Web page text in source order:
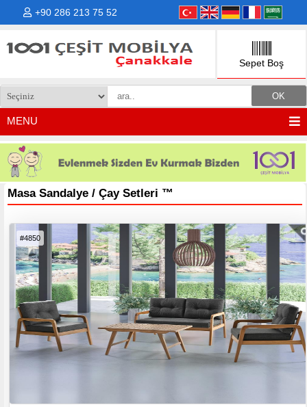
+90 286 213 75 52
Sepet Boş
MENU
Masa Sandalye / Çay Setleri ™
#4850